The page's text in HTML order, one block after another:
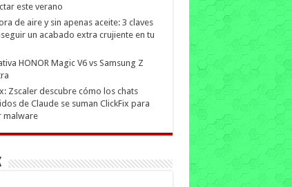
este verano
de aire y sin apenas aceite: 3 claves
un acabado extra crujiente en tu
HONOR Magic V6 vs Samsung Z
Zscaler descubre cómo los chats
de Claude se suman ClickFix para
malware